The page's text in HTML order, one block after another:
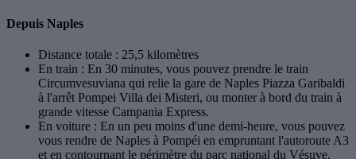
Depuis Naples
Distance totale : 25,5 kilomètres
En train : En 30 minutes, vous pouvez prendre le train
Circumvesuviana qui relie la gare de Naples Piazza Garibaldi
à l'arrêt Pompei Villa dei Misteri, ou monter à bord du train à
grande vitesse Campania Express.
En voiture : En un peu moins d'une demi-heure, vous pouvez
vous rendre de Naples à Pompéi en empruntant l'autoroute A3
et en contournant le périmètre du parc national du Vésuve.